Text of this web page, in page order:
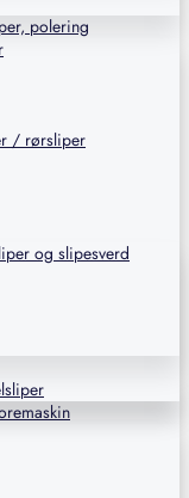
polering
/ rørsliper
og slipesverd